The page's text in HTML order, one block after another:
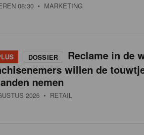
08:30 • MARKETING
DOSSIER
Reclame in de
willen de
nemen
2026 • RETAIL